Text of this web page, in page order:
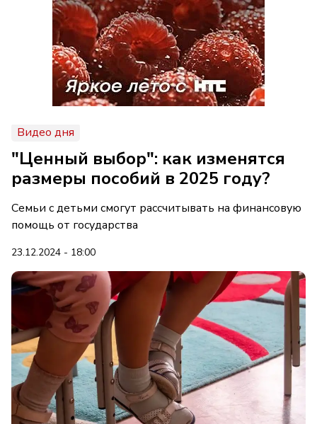
Видео дня
"Ценный выбор": как изменятся
размеры пособий в 2025 году?
Семьи с детьми смогут рассчитывать на финансовую
помощь от государства
23.12.2024 - 18:00